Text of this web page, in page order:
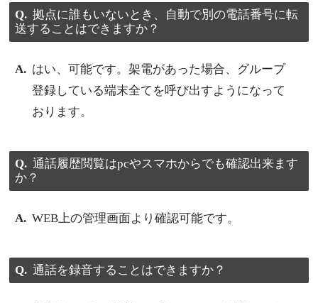
拠点に誰もいないとき、自動で別の電話番号に転
送することはできますか？
はい、可能です。架電があった場合、グループ
登録している端末全てを呼び出すようになって
おります。
通話履歴閲覧はpcやスマホからでも確認出来ます
か？
WEB上の管理画面より確認可能です。
通話を録音することはできますか？